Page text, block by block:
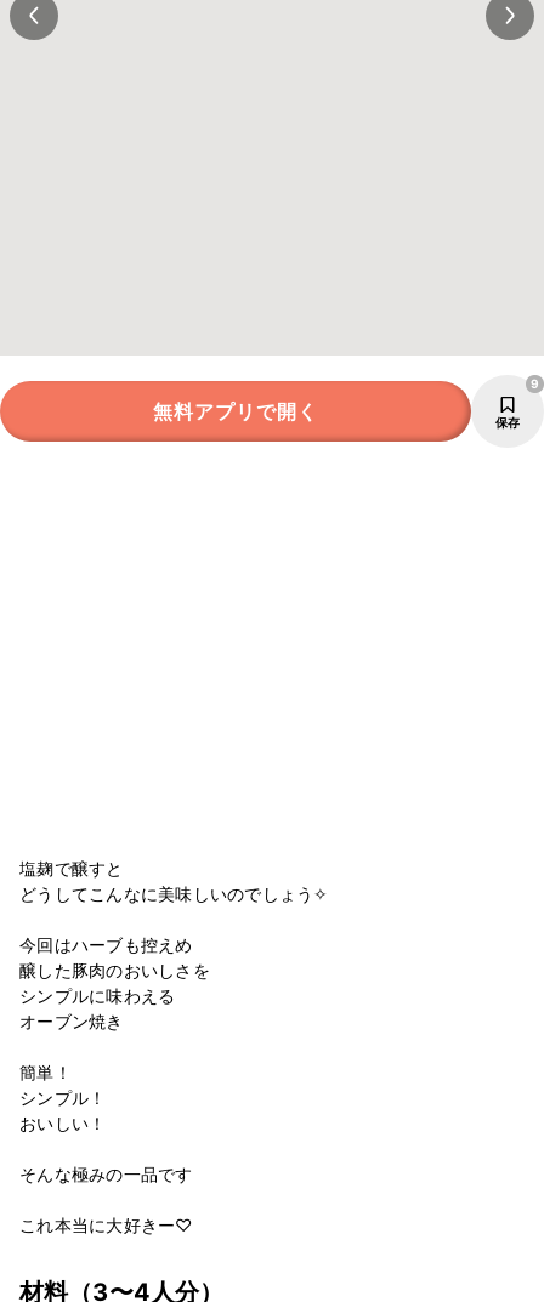
無料アプリで開く 保存
9
塩麹で醸すと
どうしてこんなに美味しいのでしょう✧
今回はハーブも控えめ
醸した豚肉のおいしさを
シンプルに味わえる
オーブン焼き
簡単！
シンプル！
おいしい！
そんな極みの一品です
これ本当に大好きー♡
材料（3〜4人分）